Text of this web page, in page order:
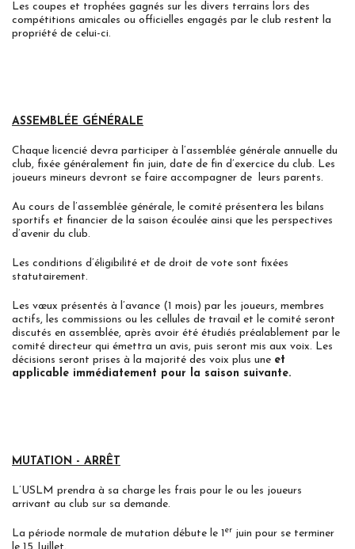
Les coupes et trophées gagnés sur les divers terrains lors des
compétitions amicales ou officielles engagés par le club restent la
propriété de celui-ci.
ASSEMBLÉE GÉNÉRALE
Chaque licencié devra participer à l’assemblée générale annuelle du
club, fixée généralement fin juin, date de fin d’exercice du club. Les
joueurs mineurs devront se faire accompagner de leurs parents.
Au cours de l’assemblée générale, le comité présentera les bilans
sportifs et financier de la saison écoulée ainsi que les perspectives
d’avenir du club.
Les conditions d’éligibilité et de droit de vote sont fixées
statutairement.
Les vœux présentés à l’avance (1 mois) par les joueurs, membres
actifs, les commissions ou les cellules de travail et le comité seront
discutés en assemblée, après avoir été étudiés préalablement par le
comité directeur qui émettra un avis, puis seront mis aux voix. Les
décisions seront prises à la majorité des voix plus une et
applicable immédiatement pour la saison suivante.
MUTATION - ARRÊT
L’USLM prendra à sa charge les frais pour le ou les joueurs
arrivant au club sur sa demande.
La période normale de mutation débute le 1er juin pour se terminer